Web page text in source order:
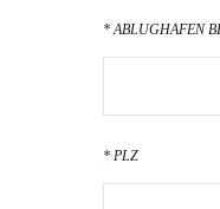
ABLUGHAFEN
PLZ